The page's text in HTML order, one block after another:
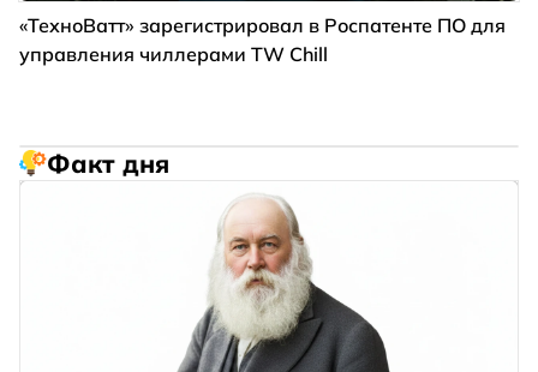
«ТехноВатт» зарегистрировал в Роспатенте ПО для
управления чиллерами TW Chill
Факт дня